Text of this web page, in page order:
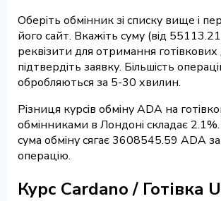
Оберіть обмінник зі списку вище і
його сайт. Вкажіть суму (від
реквізити для отримання готівкових
підтвердіть заявку. Більшість
обробляються за 5-30 хвилин.
Різниця курсів обміну ADA на
обмінниками в Лондоні складає
сума обміну сягає 3608545.59 ADA
операцію.
Курс Cardano / Готівка